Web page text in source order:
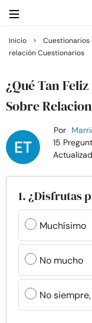
Buscar
Casarse
Relaciones
Familia
Ayuda
Cursos
Recursos
Comunidad
Inicio ›
relación Cuestionarios
¿Qué Tan
Sobre
Por
15
1. ¿Disfrutas
Muchísimo
No mucho
No